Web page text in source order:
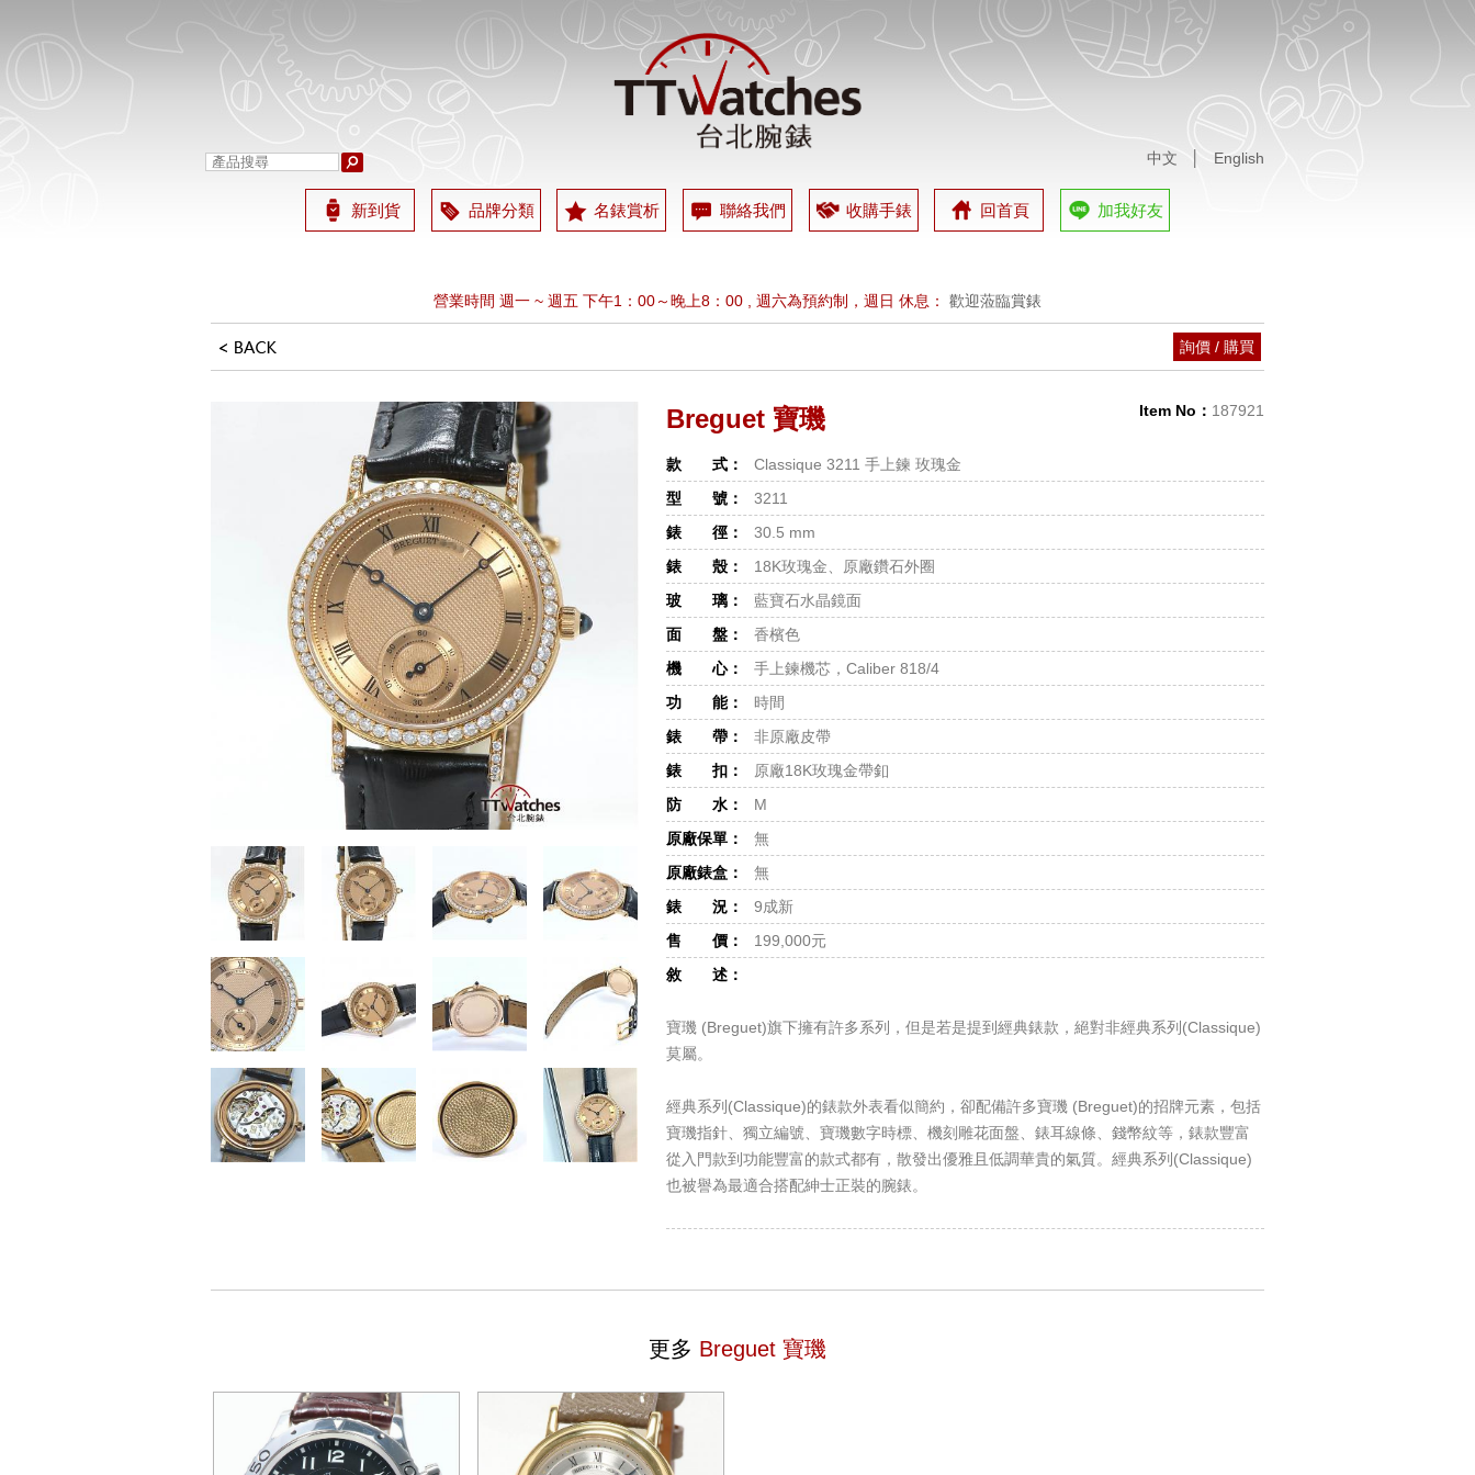
中文 English
新到貨 品牌分類 名錶賞析 聯絡我們 收購手錶 回首頁 加我好友
營業時間 週一 ~ 週五 下午1：00～晚上8：00 , 週六為預約制，週日 休息： 歡迎蒞臨賞錶
營業時間 週一 ~ 週五 下午1：00～晚上8：00 , 週六為預約制，週日 休息：歡迎蒞臨賞錶
歡迎加 LINE , ID : @ttwatches： 歡迎加 LINE , 專人為您服務 , LINE ID : @ttwatches
詢價 / 購買
Item No： 187921
Breguet 寶璣
款 式：
Classique 3211 手上鍊 玫瑰金
型 號：
3211
錶 徑：
30.5 mm
錶 殼：
18K玫瑰金、原廠鑽石外圈
玻 璃：
藍寶石水晶鏡面
面 盤：
香檳色
機 心：
手上鍊機芯，Caliber 818/4
功 能：
時間
錶 帶：
非原廠皮帶
錶 扣：
原廠18K玫瑰金帶釦
防 水：
M
原廠保單：
無
原廠錶盒：
無
錶 況：
9成新
售 價：
199,000元
敘 述：
寶璣 (Breguet)旗下擁有許多系列，但是若是提到經典錶款，絕對非經典系列(Classique)
莫屬。
經典系列(Classique)的錶款外表看似簡約，卻配備許多寶璣 (Breguet)的招牌元素，包括
寶璣指針、獨立編號、寶璣數字時標、機刻雕花面盤、錶耳線條、錢幣紋等，錶款豐富
從入門款到功能豐富的款式都有，散發出優雅且低調華貴的氣質。 經典系列(Classique)
也被譽為最適合搭配紳士正裝的腕錶。
更多 Breguet 寶璣